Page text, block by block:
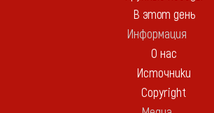
В этот день
Информация
О нас
Источники
Copyright